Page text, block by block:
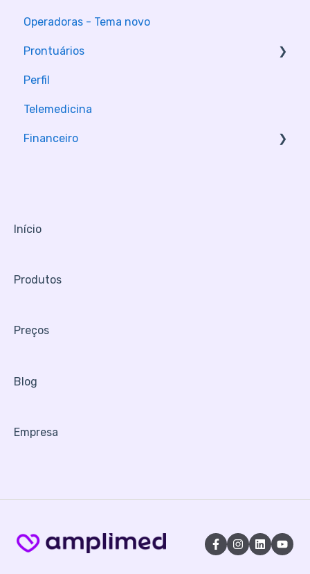
Configuração de contas
Operadoras - Tema novo
Prontuários
Módulos de consulta
Perfil
Telemedicina
Financeiro
Início
Produtos
Preços
Blog
Empresa